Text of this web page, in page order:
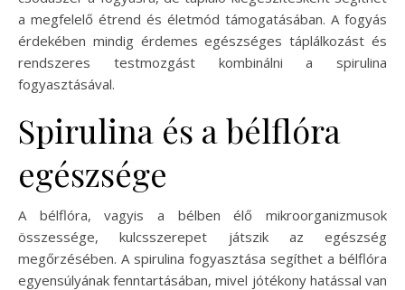
a megfelelő étrend és életmód támogatásában. A fogyás
érdekében mindig érdemes egészséges táplálkozást és
rendszeres testmozgást kombinálni a spirulina
fogyasztásával.
Spirulina és a bélflóra
egészsége
A bélflóra, vagyis a bélben élő mikroorganizmusok
összessége, kulcsszerepet játszik az egészség
megőrzésében. A spirulina fogyasztása segíthet a bélflóra
egyensúlyának fenntartásában, mivel jótékony hatással van